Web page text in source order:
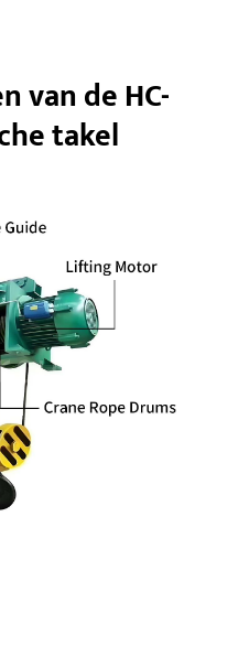
van de HC-
takel